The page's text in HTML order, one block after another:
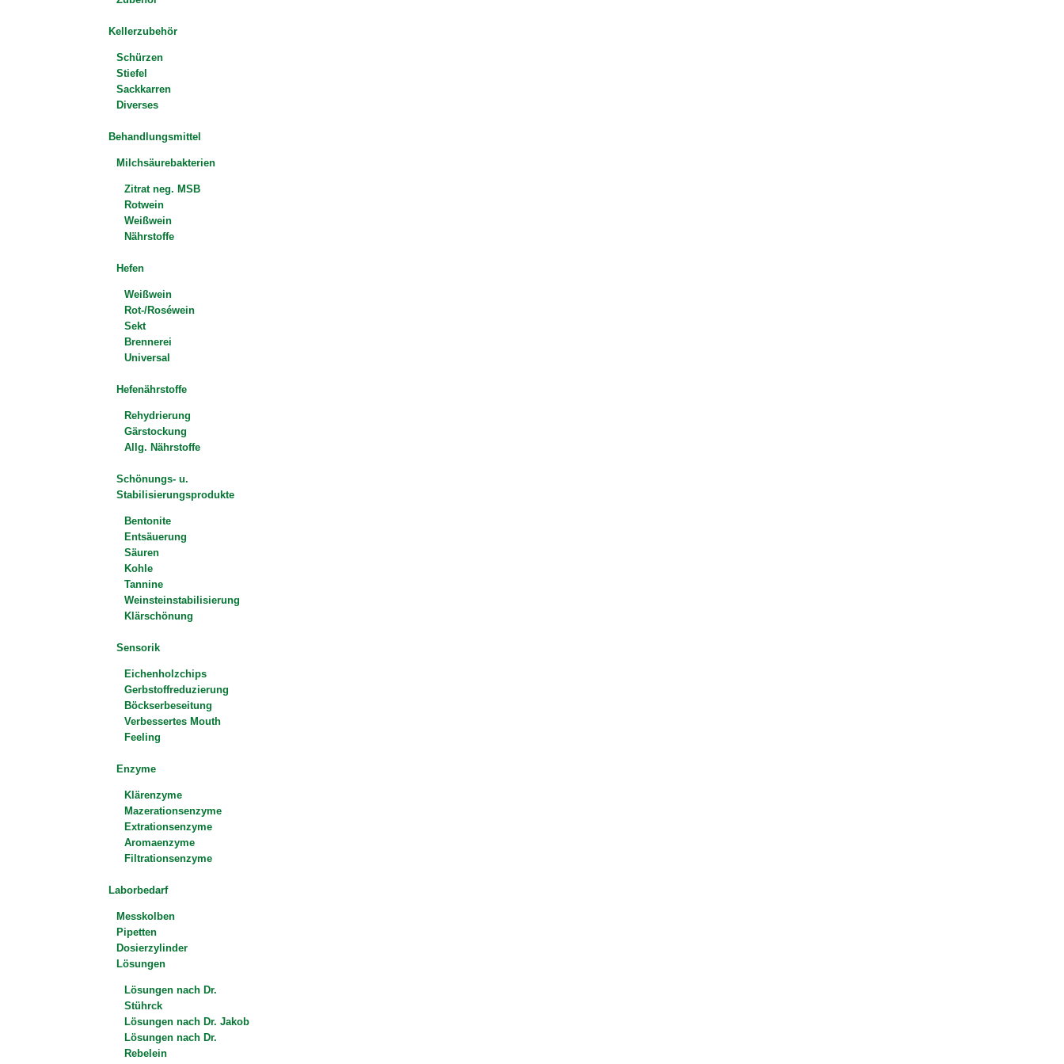
Kellerzubehör
Schürzen
Stiefel
Sackkarren
Diverses
Behandlungsmittel
Milchsäurebakterien
Zitrat neg. MSB
Rotwein
Weißwein
Nährstoffe
Hefen
Weißwein
Rot-/Roséwein
Sekt
Brennerei
Universal
Hefenährstoffe
Rehydrierung
Gärstockung
Allg. Nährstoffe
Schönungs- u.
Stabilisierungsprodukte
Bentonite
Entsäuerung
Säuren
Kohle
Tannine
Weinsteinstabilisierung
Klärschönung
Sensorik
Eichenholzchips
Gerbstoffreduzierung
Böckserbeseitung
Verbessertes Mouth
Feeling
Enzyme
Klärenzyme
Mazerationsenzyme
Extrationsenzyme
Aromaenzyme
Filtrationsenzyme
Laborbedarf
Messkolben
Pipetten
Dosierzylinder
Lösungen
Lösungen nach Dr.
Stührck
Lösungen nach Dr. Jakob
Lösungen nach Dr.
Rebelein